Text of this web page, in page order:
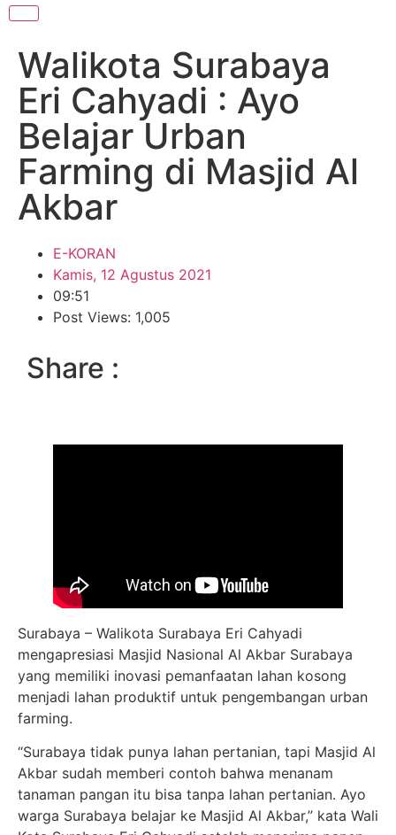
Walikota Surabaya
Eri Cahyadi : Ayo
Belajar Urban
Farming di Masjid Al
Akbar
E-KORAN
Kamis, 12 Agustus 2021
09:51
Post Views: 1,005
Share :
Surabaya – Walikota Surabaya Eri Cahyadi
mengapresiasi Masjid Nasional Al Akbar Surabaya
yang memiliki inovasi pemanfaatan lahan kosong
menjadi lahan produktif untuk pengembangan urban
farming.
“Surabaya tidak punya lahan pertanian, tapi Masjid Al
Akbar sudah memberi contoh bahwa menanam
tanaman pangan itu bisa tanpa lahan pertanian. Ayo
warga Surabaya belajar ke Masjid Al Akbar,” kata Wali